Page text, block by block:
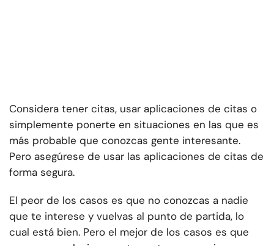
Considera tener citas, usar aplicaciones de citas o
simplemente ponerte en situaciones en las que es
más probable que conozcas gente interesante.
Pero asegúrese de usar las aplicaciones de citas de
forma segura.
El peor de los casos es que no conozcas a nadie
que te interese y vuelvas al punto de partida, lo
cual está bien. Pero el mejor de los casos es que